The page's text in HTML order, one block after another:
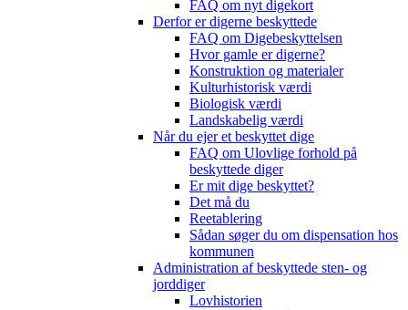
FAQ om nyt digekort
Derfor er digerne beskyttede
FAQ om Digebeskyttelsen
Hvor gamle er digerne?
Konstruktion og materialer
Kulturhistorisk værdi
Biologisk værdi
Landskabelig værdi
Når du ejer et beskyttet dige
FAQ om Ulovlige forhold på
beskyttede diger
Er mit dige beskyttet?
Det må du
Reetablering
Sådan søger du om dispensation hos
kommunen
Administration af beskyttede sten- og
jorddiger
Lovhistorien